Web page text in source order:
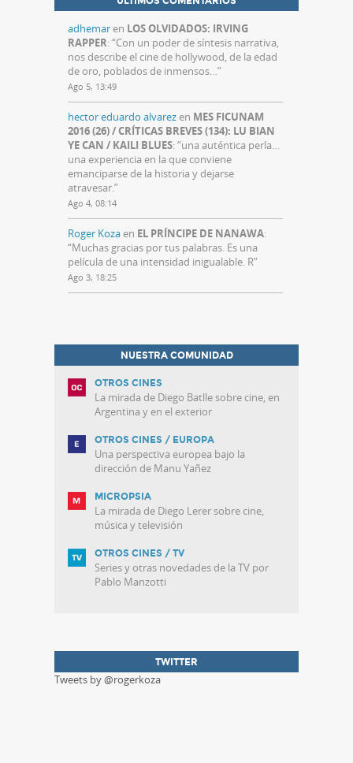
adhemaren LOS OLVIDADOS: IRVING
RAPPER: “Con un poder de síntesis narrativa,
nos describe el cine de hollywood, de la edad
de oro, poblados de inmensos…”
Ago 5, 13:49
hector eduardo alvarezen MES FICUNAM
2016 (26) / CRÍTICAS BREVES (134): LU BIAN
YE CAN / KAILI BLUES: “una auténtica perla…
una experiencia en la que conviene
emanciparse de la historia y dejarse
atravesar.”
Ago 4, 08:14
Roger Kozaen EL PRÍNCIPE DE NANAWA:
“Muchas gracias por tus palabras. Es una
película de una intensidad inigualable. R”
Ago 3, 18:25
NUESTRA COMUNIDAD
OTROS CINES
La mirada de Diego Batlle sobre cine, en
Argentina y en el exterior
OTROS CINES / EUROPA
Una perspectiva europea bajo la
dirección de Manu Yañez
MICROPSIA
La mirada de Diego Lerer sobre cine,
música y televisión
OTROS CINES / TV
Series y otras novedades de la TV por
Pablo Manzotti
TWITTER
Tweets by @rogerkoza